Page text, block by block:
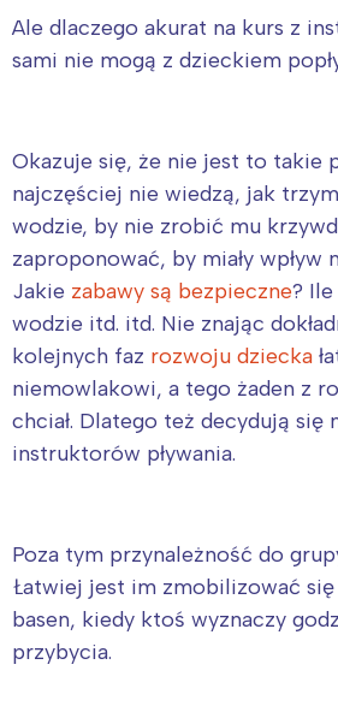
Ale dlaczego akurat na kurs z
sami nie mogą z dzieckiem
Okazuje się, że nie jest to takie
najczęściej nie wiedzą, jak
wodzie, by nie zrobić mu
zaproponować, by miały wpływ
Jakie zabawy są bezpieczne?
wodzie itd. itd. Nie znając
kolejnych faz rozwoju dziecka
niemowlakowi, a tego żaden z
chciał. Dlatego też decydują się
instruktorów pływania.
Poza tym przynależność do
Łatwiej jest im zmobilizować
basen, kiedy ktoś wyznaczy
przybycia.